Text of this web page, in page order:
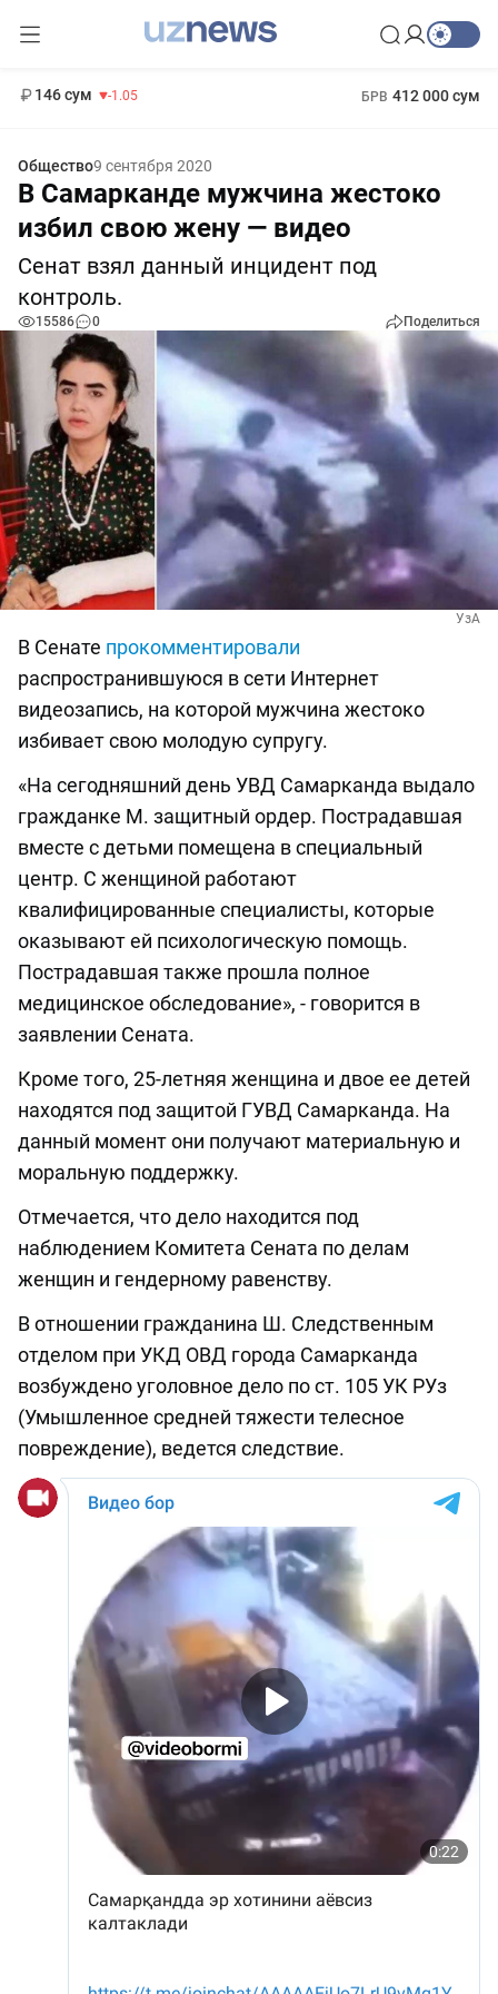
146 сум -1.05 БРВ 412 000 сум
Общество9 сентября 2020
В Самарканде мужчина жестоко
избил свою жену — видео
Сенат взял данный инцидент под
контроль.
15586 0 Поделиться
УзА
В Сенате прокомментировали
распространившуюся в сети Интернет
видеозапись, на которой мужчина жестоко
избивает свою молодую супругу.
«На сегодняшний день УВД Самарканда выдало
гражданке М. защитный ордер. Пострадавшая
вместе с детьми помещена в специальный
центр. С женщиной работают
квалифицированные специалисты, которые
оказывают ей психологическую помощь.
Пострадавшая также прошла полное
медицинское обследование», - говорится в
заявлении Сената.
Кроме того, 25-летняя женщина и двое ее детей
находятся под защитой ГУВД Самарканда. На
данный момент они получают материальную и
моральную поддержку.
Отмечается, что дело находится под
наблюдением Комитета Сената по делам
женщин и гендерному равенству.
В отношении гражданина Ш. Следственным
отделом при УКД ОВД города Самарканда
возбуждено уголовное дело по ст. 105 УК РУз
(Умышленное средней тяжести телесное
повреждение), ведется следствие.